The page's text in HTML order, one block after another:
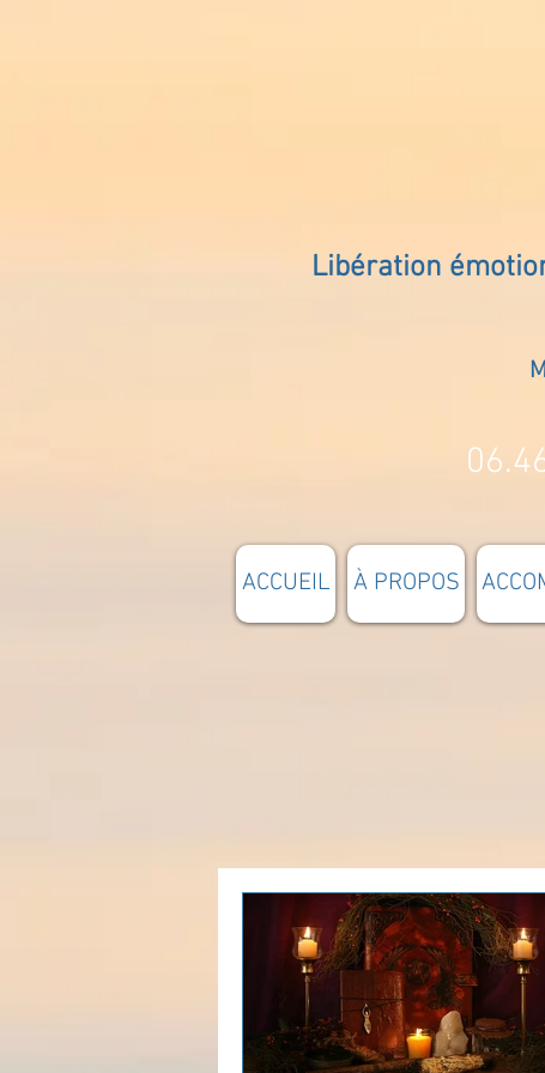
Libération
ACCUEIL À PROPOS